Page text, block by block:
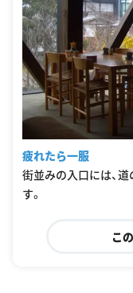
疲れたら一服
街並みの入口には、
す。
こ